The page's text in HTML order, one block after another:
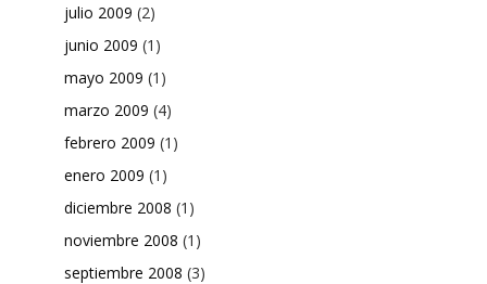
julio 2009 (2)
junio 2009 (1)
mayo 2009 (1)
marzo 2009 (4)
febrero 2009 (1)
enero 2009 (1)
diciembre 2008 (1)
noviembre 2008 (1)
septiembre 2008 (3)